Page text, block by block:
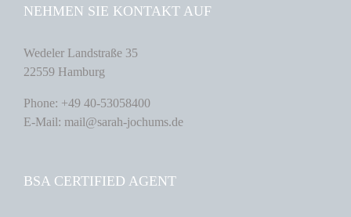
NEHMEN SIE KONTAKT AUF
Wedeler Landstraße 35
22559 Hamburg
Phone: +49 40-53058400
E-Mail: mail@sarah-jochums.de
BSA CERTIFIED AGENT